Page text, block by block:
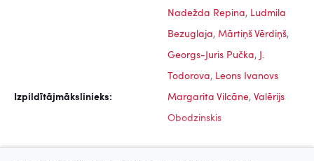
Nadežda Repina, Ludmila
Bezuglaja, Mārtiņš Vērdiņš,
Georgs-Juris Pučka, J.
Todorova, Leons Ivanovs
Izpildītājmākslinieks: Margarita Vilcāne, Valērijs
Obodzinskis